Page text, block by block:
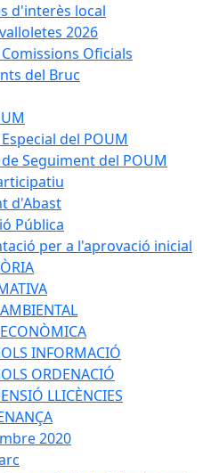
d'interès local
2026
Oficials
del Bruc
del POUM
Seguiment del POUM
d'Abast
Pública
per a l'aprovació inicial
INFORMACIÓ
ORDENACIÓ
LLICÈNCIES
2020